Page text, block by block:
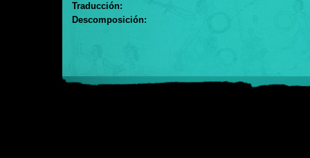
Traducción:
Descomposición: